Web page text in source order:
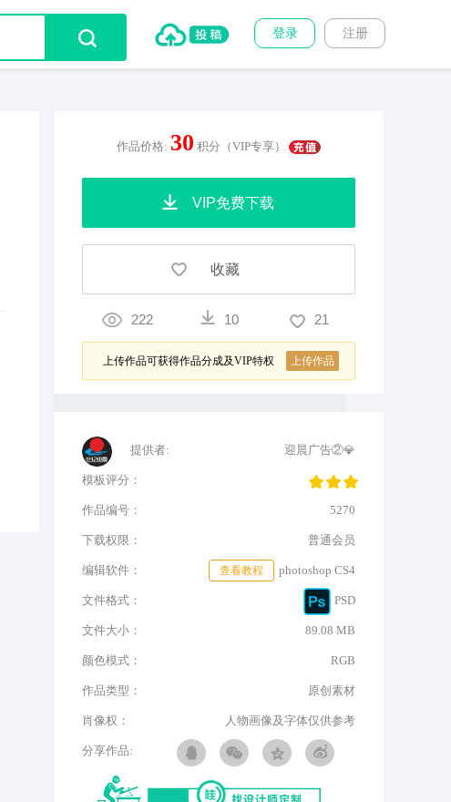
注册
登录
作品价格: 30 积分（VIP专享）
VIP免费下载
收藏
222 10 21
上传作品可获得作品分成及VIP特权 上传作品
提供者: 迎晨广告②💎
模板评分：
作品编号： 5270
下载权限： 普通会员
编辑软件： photoshop CS4
查看教程
文件格式： PSD
文件大小： 89.08 MB
颜色模式： RGB
作品类型： 原创素材
肖像权： 人物画像及字体仅供参考
分享作品: